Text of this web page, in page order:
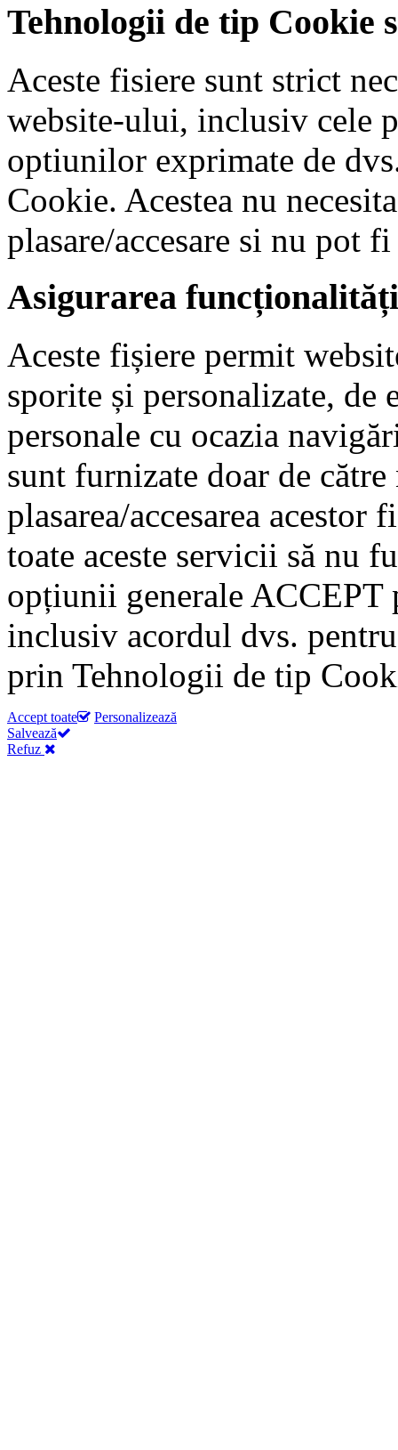
Tehnologii de tip Cookie
Aceste fisiere sunt strict
website-ului, inclusiv cele
optiunilor exprimate de
Cookie. Acestea nu
plasare/accesare si nu pot
Asigurarea
Aceste fișiere permit
sporite și personalizate, de
personale cu ocazia
sunt furnizate doar de
plasarea/accesarea acestor
toate aceste servicii să nu
opțiunii generale ACCEPT
inclusiv acordul dvs.
prin Tehnologii de tip
Accept toate
Personalizează
Salvează
Refuz